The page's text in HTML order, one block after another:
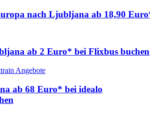
nach Ljubljana ab 18,90 Euro
ab 2 Euro* bei Flixbus buchen
ab 68 Euro* bei idealo